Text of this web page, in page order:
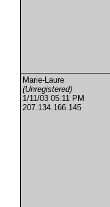
Marie-Laure
(Unregistered)
1/11/03 05:11 PM
207.134.166.145